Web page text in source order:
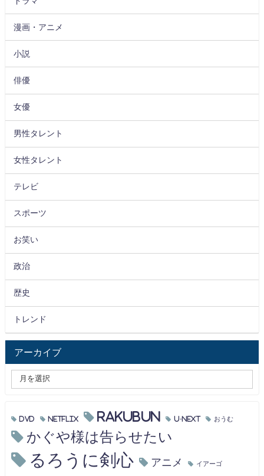
漫画・アニメ
小説
俳優
女優
男性タレント
女性タレント
テレビ
スポーツ
お笑い
政治
歴史
トレンド
アーカイブ
DVD Netflix RAKUBUN U-NEXT おうむ
かぐや様は告らせたい
るろうに剣心 アニメ イアーゴ